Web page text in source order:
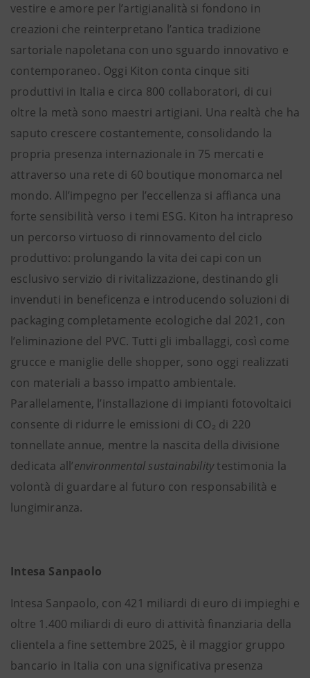
vestire e amore per l’artigianalità si fondono in
creazioni che reinterpretano l’antica tradizione
sartoriale napoletana con uno sguardo innovativo e
contemporaneo. Oggi Kiton conta cinque siti
produttivi in Italia e circa 800 collaboratori, di cui
oltre la metà sono maestri artigiani. Una realtà che ha
saputo crescere costantemente, consolidando la
propria presenza internazionale in 75 mercati e
attraverso una rete di 60 boutique monomarca nel
mondo. All’impegno per l’eccellenza si affianca una
forte sensibilità verso i temi ESG. Kiton ha intrapreso
un percorso virtuoso di rinnovamento del ciclo
produttivo: prolungando la vita dei capi con un
esclusivo servizio di rivitalizzazione, destinando gli
invenduti in beneficenza e introducendo soluzioni di
packaging completamente ecologiche dal 2021, con
l’eliminazione del PVC. Tutti gli imballaggi, così come
grucce e maniglie delle shopper, sono oggi realizzati
con materiali a basso impatto ambientale.
Parallelamente, l’installazione di impianti fotovoltaici
consente di ridurre le emissioni di CO₂ di 220
tonnellate annue, mentre la nascita della divisione
dedicata all’environmental sustainabilitytestimonia la
volontà di guardare al futuro con responsabilità e
lungimiranza.
Intesa Sanpaolo
Intesa Sanpaolo, con 421 miliardi di euro di impieghi e
oltre 1.400 miliardi di euro di attività finanziaria della
clientela a fine settembre 2025, è il maggior gruppo
bancario in Italia con una significativa presenza